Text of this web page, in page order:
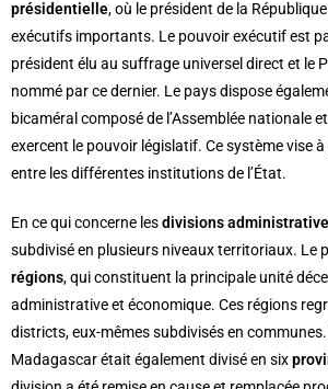
présidentielle, où le président de la
exécutifs importants. Le pouvoir exécutif est
président élu au suffrage universel direct et le
nommé par ce dernier. Le pays dispose
bicaméral composé de l’Assemblée nationale
exercent le pouvoir législatif. Ce système vise
entre les différentes institutions de l’État.
En ce qui concerne lesdivisions
subdivisé en plusieurs niveaux territoriaux. Le
régions, qui constituent la principale unité
administrative et économique. Ces régions
districts, eux-mêmes subdivisés en
Madagascar était également divisé en six